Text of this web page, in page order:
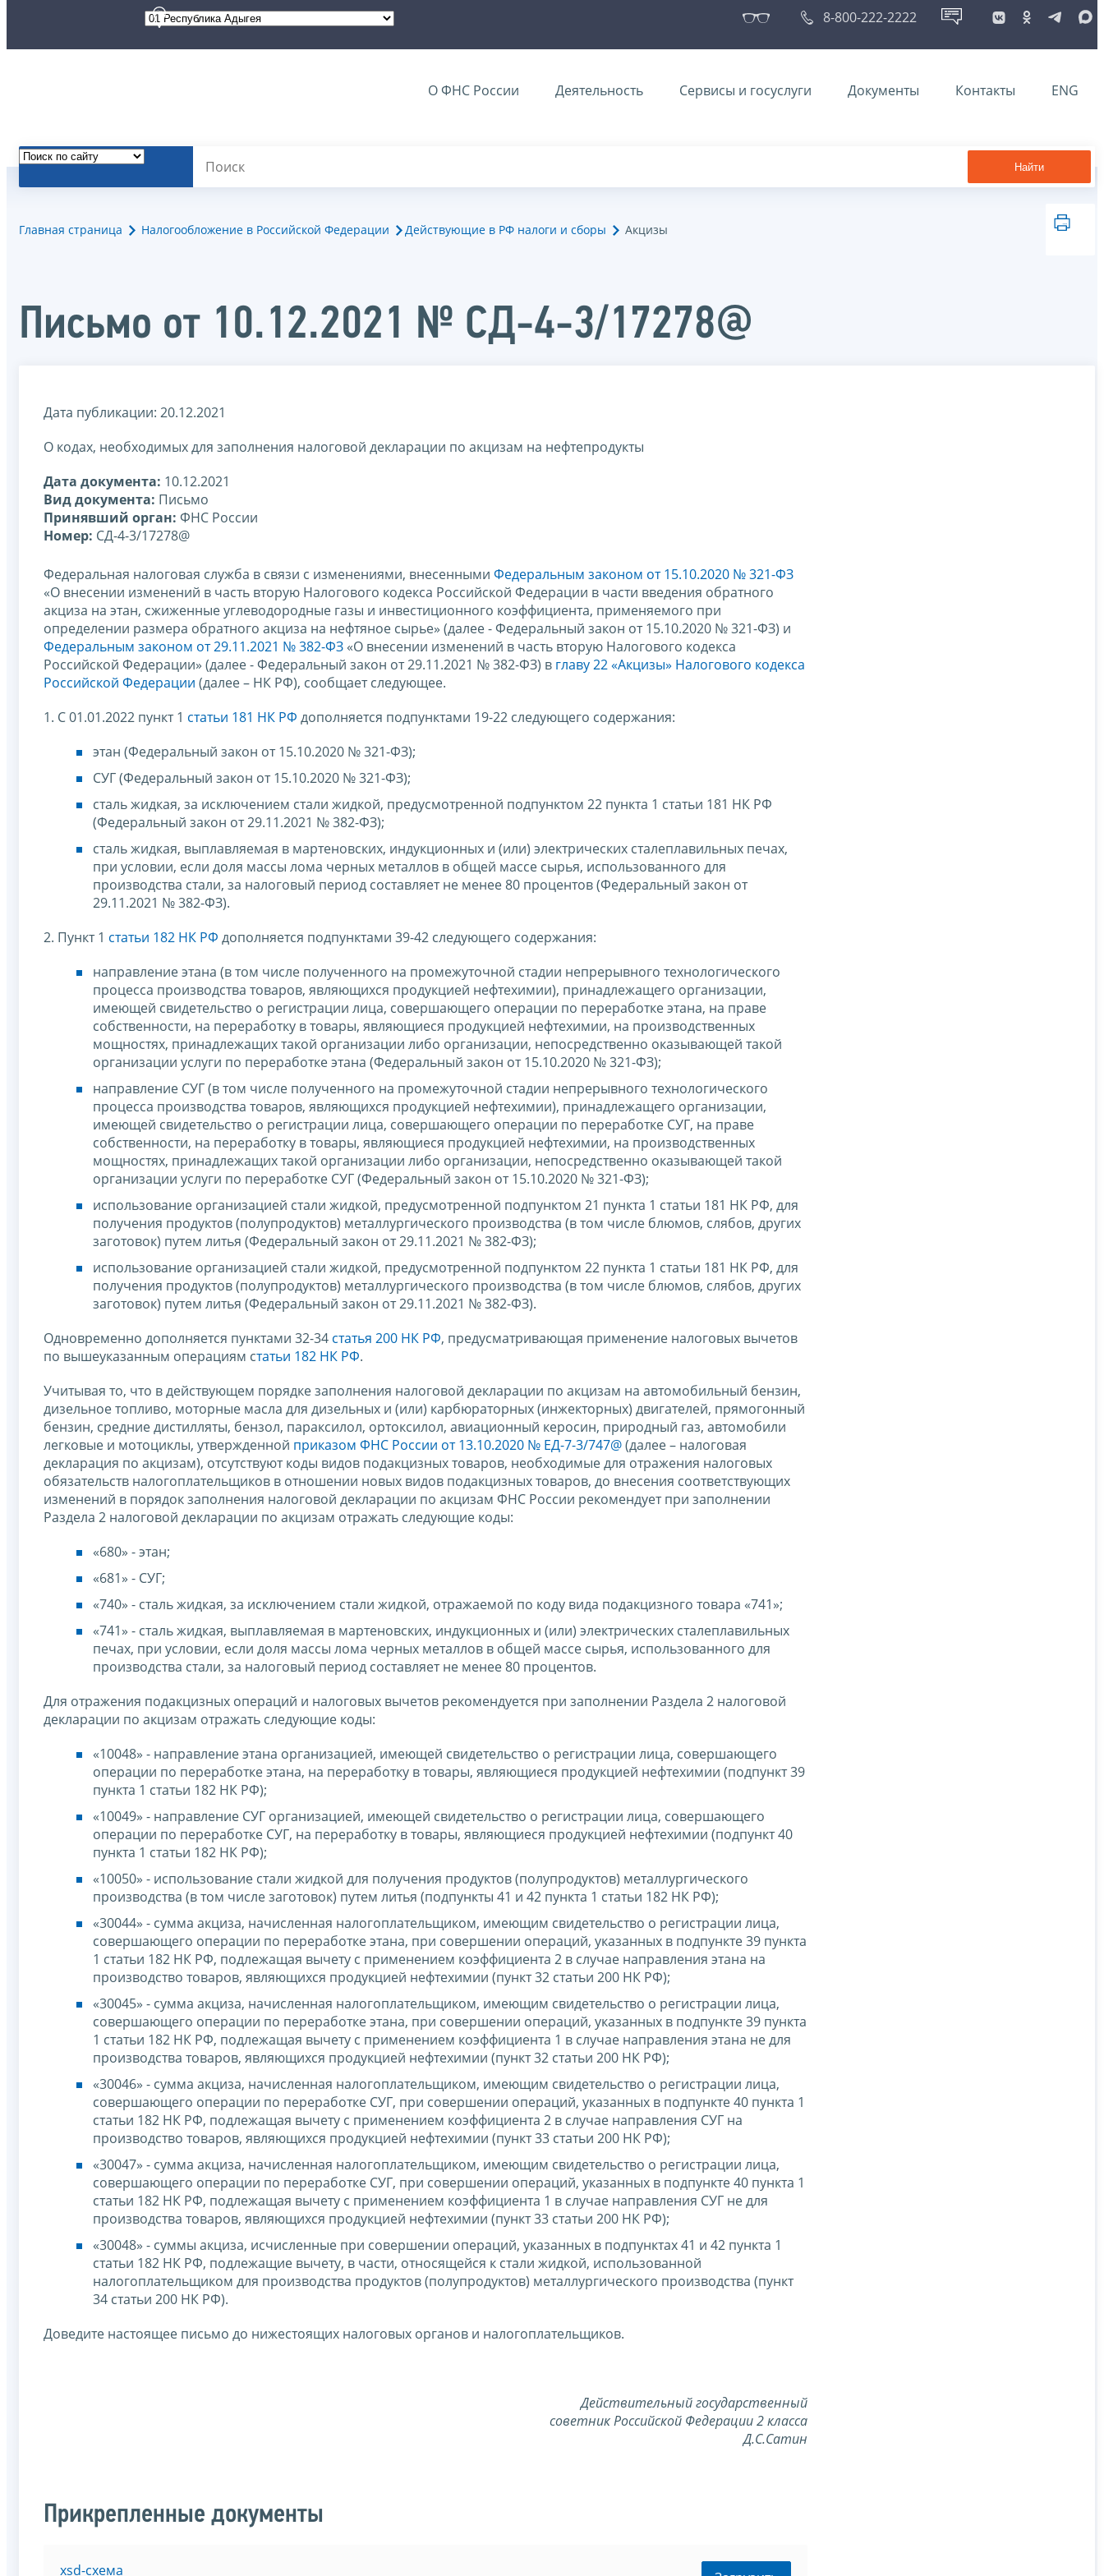
8-800-222-2222
О ФНС России Деятельность Сервисы и госуслуги Документы Контакты ENG
Найти
Главная страница Налогообложение в Российской Федерации Действующие в РФ налоги и сборы Акцизы
Письмо от 10.12.2021 № СД-4-3/17278@
Дата публикации: 20.12.2021
О кодах, необходимых для заполнения налоговой декларации по акцизам на нефтепродукты
Дата документа: 10.12.2021
Вид документа: Письмо
Принявший орган: ФНС России
Номер: СД-4-3/17278@
Федеральная налоговая служба в связи с изменениями, внесенными Федеральным законом от 15.10.2020 № 321-ФЗ
«О внесении изменений в часть вторую Налогового кодекса Российской Федерации в части введения обратного
акциза на этан, сжиженные углеводородные газы и инвестиционного коэффициента, применяемого при
определении размера обратного акциза на нефтяное сырье» (далее - Федеральный закон от 15.10.2020 № 321-ФЗ) и
Федеральным законом от 29.11.2021 № 382-ФЗ «О внесении изменений в часть вторую Налогового кодекса
Российской Федерации» (далее - Федеральный закон от 29.11.2021 № 382-ФЗ) в главу 22 «Акцизы» Налогового кодекса
Российской Федерации (далее – НК РФ), сообщает следующее.
1. С 01.01.2022 пункт 1 статьи 181 НК РФ дополняется подпунктами 19-22 следующего содержания:
этан (Федеральный закон от 15.10.2020 № 321-ФЗ);
СУГ (Федеральный закон от 15.10.2020 № 321-ФЗ);
сталь жидкая, за исключением стали жидкой, предусмотренной подпунктом 22 пункта 1 статьи 181 НК РФ
(Федеральный закон от 29.11.2021 № 382-ФЗ);
сталь жидкая, выплавляемая в мартеновских, индукционных и (или) электрических сталеплавильных печах,
при условии, если доля массы лома черных металлов в общей массе сырья, использованного для
производства стали, за налоговый период составляет не менее 80 процентов (Федеральный закон от
29.11.2021 № 382-ФЗ).
2. Пункт 1 статьи 182 НК РФ дополняется подпунктами 39-42 следующего содержания:
направление этана (в том числе полученного на промежуточной стадии непрерывного технологического
процесса производства товаров, являющихся продукцией нефтехимии), принадлежащего организации,
имеющей свидетельство о регистрации лица, совершающего операции по переработке этана, на праве
собственности, на переработку в товары, являющиеся продукцией нефтехимии, на производственных
мощностях, принадлежащих такой организации либо организации, непосредственно оказывающей такой
организации услуги по переработке этана (Федеральный закон от 15.10.2020 № 321-ФЗ);
направление СУГ (в том числе полученного на промежуточной стадии непрерывного технологического
процесса производства товаров, являющихся продукцией нефтехимии), принадлежащего организации,
имеющей свидетельство о регистрации лица, совершающего операции по переработке СУГ, на праве
собственности, на переработку в товары, являющиеся продукцией нефтехимии, на производственных
мощностях, принадлежащих такой организации либо организации, непосредственно оказывающей такой
организации услуги по переработке СУГ (Федеральный закон от 15.10.2020 № 321-ФЗ);
использование организацией стали жидкой, предусмотренной подпунктом 21 пункта 1 статьи 181 НК РФ, для
получения продуктов (полупродуктов) металлургического производства (в том числе блюмов, слябов, других
заготовок) путем литья (Федеральный закон от 29.11.2021 № 382-ФЗ);
использование организацией стали жидкой, предусмотренной подпунктом 22 пункта 1 статьи 181 НК РФ, для
получения продуктов (полупродуктов) металлургического производства (в том числе блюмов, слябов, других
заготовок) путем литья (Федеральный закон от 29.11.2021 № 382-ФЗ).
Одновременно дополняется пунктами 32-34 статья 200 НК РФ, предусматривающая применение налоговых вычетов
по вышеуказанным операциям статьи 182 НК РФ.
Учитывая то, что в действующем порядке заполнения налоговой декларации по акцизам на автомобильный бензин,
дизельное топливо, моторные масла для дизельных и (или) карбюраторных (инжекторных) двигателей, прямогонный
бензин, средние дистилляты, бензол, параксилол, ортоксилол, авиационный керосин, природный газ, автомобили
легковые и мотоциклы, утвержденной приказом ФНС России от 13.10.2020 № ЕД-7-3/747@(далее – налоговая
декларация по акцизам), отсутствуют коды видов подакцизных товаров, необходимые для отражения налоговых
обязательств налогоплательщиков в отношении новых видов подакцизных товаров, до внесения соответствующих
изменений в порядок заполнения налоговой декларации по акцизам ФНС России рекомендует при заполнении
Раздела 2 налоговой декларации по акцизам отражать следующие коды:
«680» - этан;
«681» - СУГ;
«740» - сталь жидкая, за исключением стали жидкой, отражаемой по коду вида подакцизного товара «741»;
«741» - сталь жидкая, выплавляемая в мартеновских, индукционных и (или) электрических сталеплавильных
печах, при условии, если доля массы лома черных металлов в общей массе сырья, использованного для
производства стали, за налоговый период составляет не менее 80 процентов.
Для отражения подакцизных операций и налоговых вычетов рекомендуется при заполнении Раздела 2 налоговой
декларации по акцизам отражать следующие коды:
«10048» - направление этана организацией, имеющей свидетельство о регистрации лица, совершающего
операции по переработке этана, на переработку в товары, являющиеся продукцией нефтехимии (подпункт 39
пункта 1 статьи 182 НК РФ);
«10049» - направление СУГ организацией, имеющей свидетельство о регистрации лица, совершающего
операции по переработке СУГ, на переработку в товары, являющиеся продукцией нефтехимии (подпункт 40
пункта 1 статьи 182 НК РФ);
«10050» - использование стали жидкой для получения продуктов (полупродуктов) металлургического
производства (в том числе заготовок) путем литья (подпункты 41 и 42 пункта 1 статьи 182 НК РФ);
«30044» - сумма акциза, начисленная налогоплательщиком, имеющим свидетельство о регистрации лица,
совершающего операции по переработке этана, при совершении операций, указанных в подпункте 39 пункта
1 статьи 182 НК РФ, подлежащая вычету с применением коэффициента 2 в случае направления этана на
производство товаров, являющихся продукцией нефтехимии (пункт 32 статьи 200 НК РФ);
«30045» - сумма акциза, начисленная налогоплательщиком, имеющим свидетельство о регистрации лица,
совершающего операции по переработке этана, при совершении операций, указанных в подпункте 39 пункта
1 статьи 182 НК РФ, подлежащая вычету с применением коэффициента 1 в случае направления этана не для
производства товаров, являющихся продукцией нефтехимии (пункт 32 статьи 200 НК РФ);
«30046» - сумма акциза, начисленная налогоплательщиком, имеющим свидетельство о регистрации лица,
совершающего операции по переработке СУГ, при совершении операций, указанных в подпункте 40 пункта 1
статьи 182 НК РФ, подлежащая вычету с применением коэффициента 2 в случае направления СУГ на
производство товаров, являющихся продукцией нефтехимии (пункт 33 статьи 200 НК РФ);
«30047» - сумма акциза, начисленная налогоплательщиком, имеющим свидетельство о регистрации лица,
совершающего операции по переработке СУГ, при совершении операций, указанных в подпункте 40 пункта 1
статьи 182 НК РФ, подлежащая вычету с применением коэффициента 1 в случае направления СУГ не для
производства товаров, являющихся продукцией нефтехимии (пункт 33 статьи 200 НК РФ);
«30048» - суммы акциза, исчисленные при совершении операций, указанных в подпунктах 41 и 42 пункта 1
статьи 182 НК РФ, подлежащие вычету, в части, относящейся к стали жидкой, использованной
налогоплательщиком для производства продуктов (полупродуктов) металлургического производства (пункт
34 статьи 200 НК РФ).
Доведите настоящее письмо до нижестоящих налоговых органов и налогоплательщиков.
Действительный государственный
советник Российской Федерации 2 класса
Д.С.Сатин
Прикрепленные документы
xsd-схема